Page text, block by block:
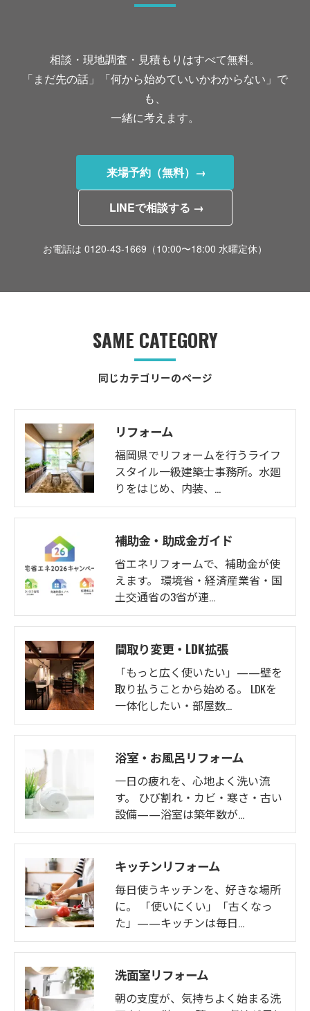
相談・現地調査・見積もりはすべて無料。
「まだ先の話」「何から始めていいかわからない」で
も、
一緒に考えます。
来場予約（無料）→
LINEで相談する →
お電話は 0120-43-1669（10:00〜18:00 水曜定休）
同じカテゴリーのページ
SAME CATEGORY
リフォーム
福岡県でリフォームを行うライフ
スタイル一級建築士事務所。水廻
りをはじめ、内装、…
補助金・助成金ガイド
省エネリフォームで、補助金が使
えます。 環境省・経済産業省・国
土交通省の3省が連…
間取り変更・LDK拡張
「もっと広く使いたい」——壁を
取り払うことから始める。 LDKを
一体化したい・部屋数…
浴室・お風呂リフォーム
一日の疲れを、心地よく洗い流
す。 ひび割れ・カビ・寒さ・古い
設備——浴室は築年数が…
キッチンリフォーム
毎日使うキッチンを、好きな場所
に。 「使いにくい」「古くなっ
た」——キッチンは毎日…
洗面室リフォーム
朝の支度が、気持ちよく始まる洗